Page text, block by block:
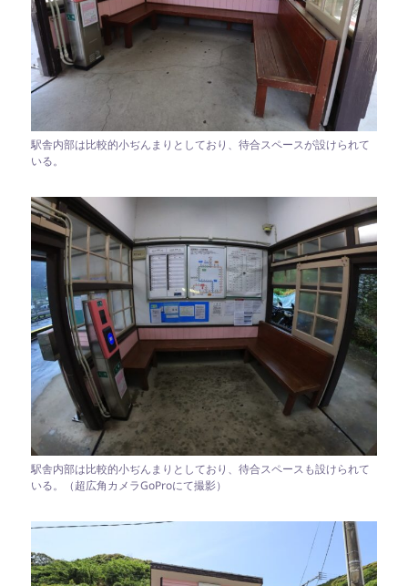
駅舎内部は比較的小ぢんまりとしており、待合スペースが設けられて
いる。
駅舎内部は比較的小ぢんまりとしており、待合スペースも設けられて
いる。（超広角カメラGoProにて撮影）